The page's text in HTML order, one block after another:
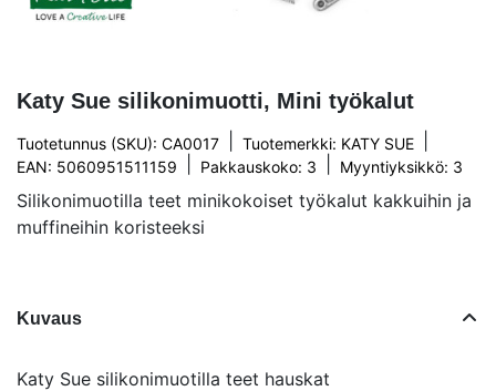
Katy Sue silikonimuotti, Mini työkalut
Tuotetunnus (SKU): CA0017 Tuotemerkki: KATY SUE
EAN: 5060951511159 Pakkauskoko: 3 Myyntiyksikkö: 3
Silikonimuotilla teet minikokoiset työkalut kakkuihin ja
muffineihin koristeeksi
Kuvaus
Katy Sue silikonimuotilla teet hauskat